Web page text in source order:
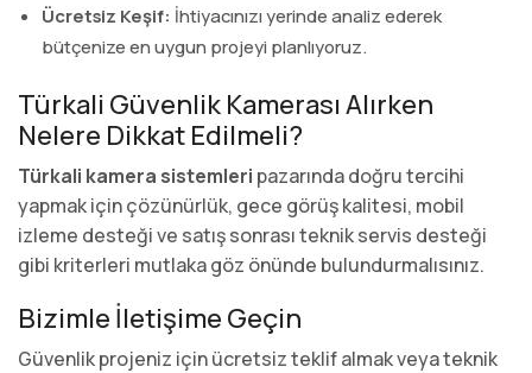
Ücretsiz Keşif: İhtiyacınızı yerinde analiz ederek
bütçenize en uygun projeyi planlıyoruz.
Türkali Güvenlik Kamerası Alırken
Nelere Dikkat Edilmeli?
Türkali kamera sistemleri pazarında doğru tercihi
yapmak için çözünürlük, gece görüş kalitesi, mobil
izleme desteği ve satış sonrası teknik servis desteği
gibi kriterleri mutlaka göz önünde bulundurmalısınız.
Bizimle İletişime Geçin
Güvenlik projeniz için ücretsiz teklif almak veya teknik